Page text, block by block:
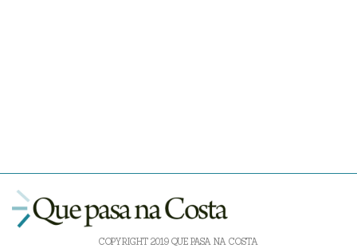
COPYRIGHT 2019 QUE PASA NA COSTA